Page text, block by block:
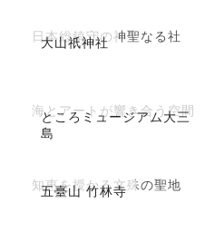
大山祇神社
日本総鎮守の神聖なる社
ところミュージアム大三
島
海とアートが響き合う空間
五臺山 竹林寺
知恵を授かる文殊の聖地